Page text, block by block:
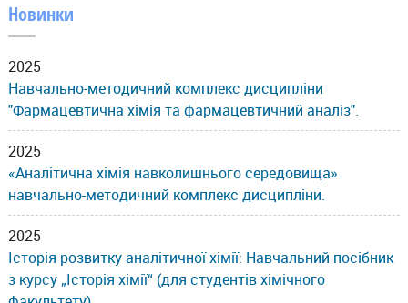
Новинки
2025
Навчально-методичний комплекс дисципліни
"Фармацевтична хімія та фармацевтичний аналіз".
2025
«Аналітична хімія навколишнього середовища»
навчально-методичний комплекс дисципліни.
2025
Історія розвитку аналітичної хімії: Навчальний посібник
з курсу „Історія хімії“ (для студентів хімічного